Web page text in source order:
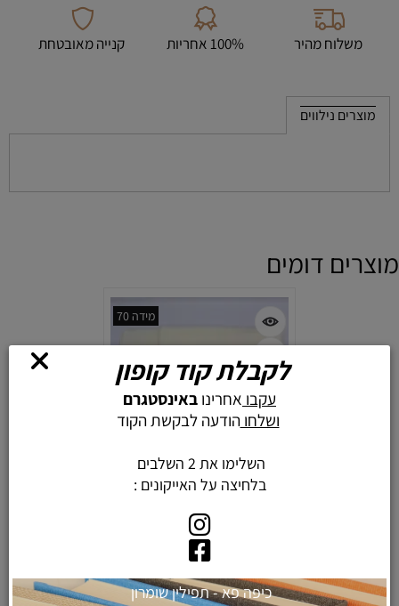
משלוח מהיר 100% אחריות קנייה מאובטחת
מוצרים נילווים
מוצרים דומים
מידה 70
טלית צמר תשבץ פרימיום - דגם
"הדר" בצבע כסוף מידה 70
לקבלת קוד קופון
עקבו אחרינו באינסטגרם
ושלחוהודעה לבקשת הקוד
השלימו את 2 השלבים
בלחיצה על האייקונים :
כיפה פא - תפילין שומרון